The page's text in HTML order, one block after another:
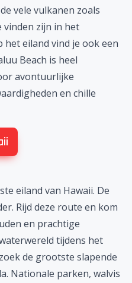
vele vulkanen zoals
vinden zijn in het
het eiland vind je ook een
Beach is heel
avontuurlijke
en chille
eiland van Hawaii. De
Rijd deze route en kom
en prachtige
tijdens het
de grootste slapende
Nationale parken, walvis